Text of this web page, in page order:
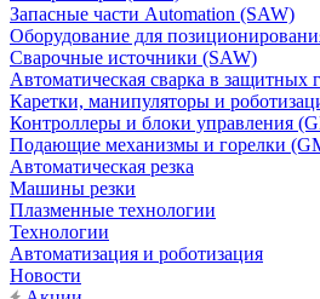
Запасные части Automation (SAW)
Оборудование для
Сварочные источники (SAW)
Автоматическая сварка в защитных
Каретки, манипуляторы и
Контроллеры и блоки управления
Подающие механизмы и горелки
Автоматическая резка
Машины резки
Плазменные технологии
Технологии
Автоматизация и роботизация
Новости